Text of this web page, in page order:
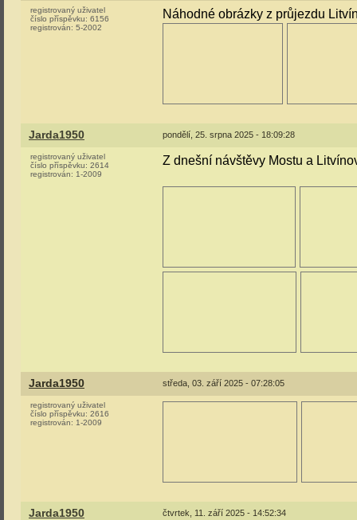
registrovaný uživatel
číslo příspěvku: 6156
registrován: 5-2002
Náhodné obrázky z průjezdu
Jarda1950 pondělí, 25. srpna 2025 - 18:09:28
registrovaný uživatel
číslo příspěvku: 2614
registrován: 1-2009
Z dnešní návštěvy Mostu a
Jarda1950 středa, 03. září 2025 - 07:28:05
registrovaný uživatel
číslo příspěvku: 2616
registrován: 1-2009
Jarda1950 čtvrtek, 11. září 2025 - 14:52:34